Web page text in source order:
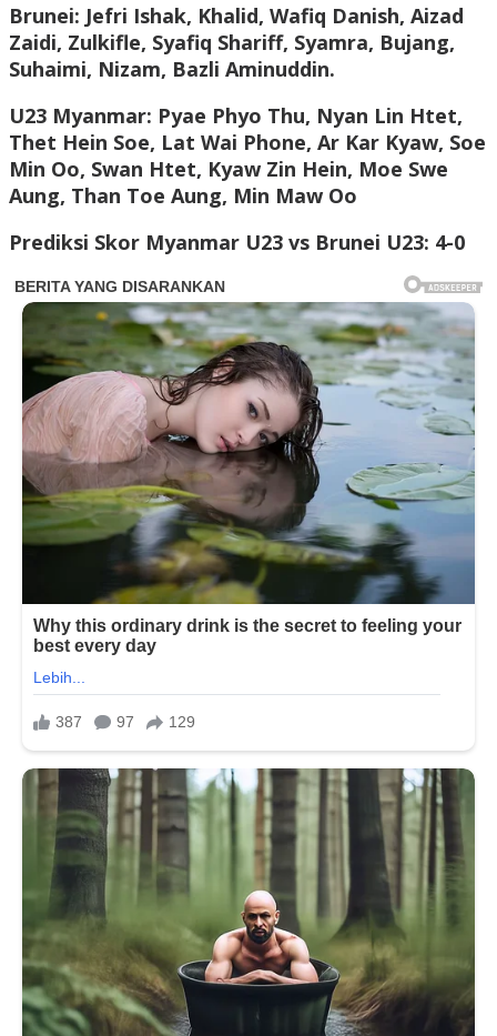
Brunei: Jefri Ishak, Khalid, Wafiq Danish, Aizad
Zaidi, Zulkifle, Syafiq Shariff, Syamra, Bujang,
Suhaimi, Nizam, Bazli Aminuddin.
U23 Myanmar: Pyae Phyo Thu, Nyan Lin Htet,
Thet Hein Soe, Lat Wai Phone, Ar Kar Kyaw, Soe
Min Oo, Swan Htet, Kyaw Zin Hein, Moe Swe
Aung, Than Toe Aung, Min Maw Oo
Prediksi Skor Myanmar U23 vs Brunei U23: 4-0